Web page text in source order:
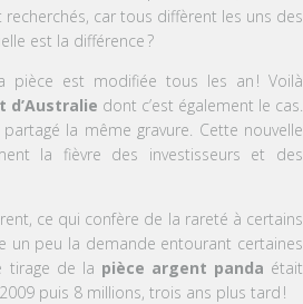
car tous diffèrent les uns des
est la différence ?
pièce est modifiée tous les an ! Voilà
d’Australie dont c’est également le cas.
la même gravure. Cette nouvelle
la fièvre des investisseurs et des
ce qui confère de la rareté à certains
un peu la demande entourant certaines
tirage de la pièce argent panda était
puis 8 millions, trois ans plus tard !